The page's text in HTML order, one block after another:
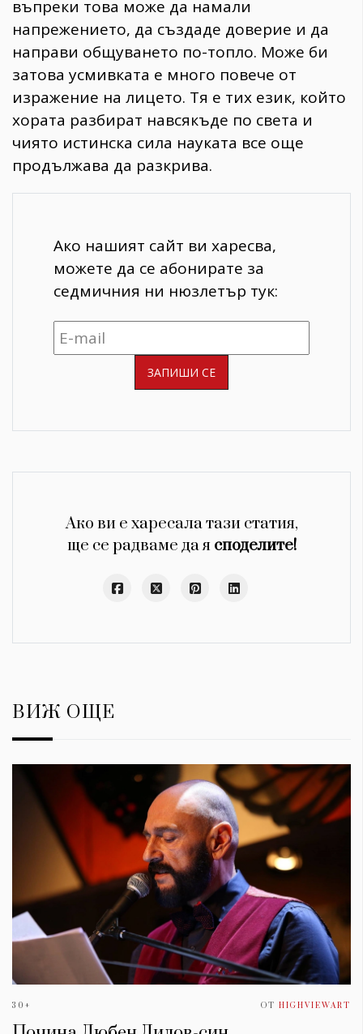
въпреки това може да намали
напрежението, да създаде доверие и да
направи общуването по-топло. Може би
затова усмивката е много повече от
изражение на лицето. Тя е тих език, който
хората разбират навсякъде по света и
чиято истинска сила науката все още
продължава да разкрива.
Ако нашият сайт ви харесва,
можете да се абонирате за
седмичния ни нюзлетър тук:
Ако ви е харесала тази статия,
ще се радваме да я споделите!
ВИЖ ОЩЕ
30+ ОТ HIGHVIEWART